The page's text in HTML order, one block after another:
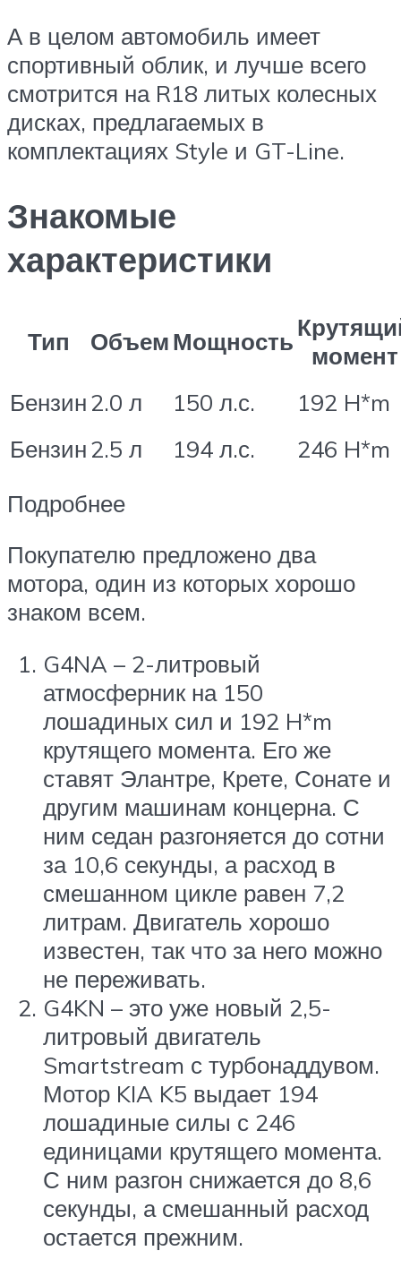
А в целом автомобиль имеет
спортивный облик, и лучше всего
смотрится на R18 литых колесных
дисках, предлагаемых в
комплектациях Style и GT-Line.
Знакомые
характеристики
Тип ОбъемМощность
момент
Бензин2.0 л 150 л.с.
192 H*m
Бензин2.5 л 194 л.с.
246 H*m
Подробнее
Покупателю предложено два
мотора, один из которых хорошо
знаком всем.
G4NA – 2-литровый
атмосферник на 150
лошадиных сил и 192 H*m
крутящего момента. Его же
ставят Элантре, Крете, Сонате и
другим машинам концерна. С
ним седан разгоняется до сотни
за 10,6 секунды, а расход в
смешанном цикле равен 7,2
литрам. Двигатель хорошо
известен, так что за него можно
не переживать.
G4KN – это уже новый 2,5-
литровый двигатель
Smartstream с турбонаддувом.
Мотор KIA K5 выдает 194
лошадиные силы с 246
единицами крутящего момента.
С ним разгон снижается до 8,6
секунды, а смешанный расход
остается прежним.